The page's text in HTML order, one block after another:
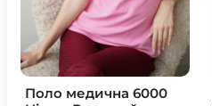
Поло медична 6000